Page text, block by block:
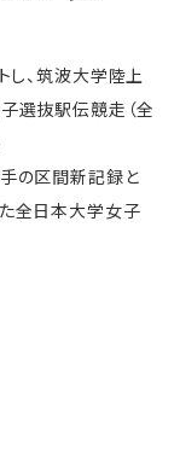
し、筑波大学陸上
選抜駅伝競走（全
の区間新記録と
全日本大学女子